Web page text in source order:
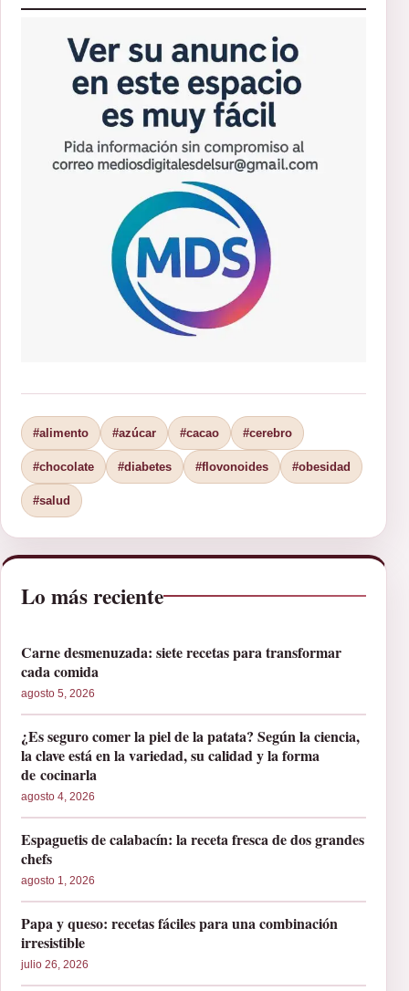
#alimento #azúcar #cacao #cerebro
#chocolate #diabetes #flovonoides #obesidad
#salud
Lo más reciente
Carne desmenuzada: siete recetas para transformar
cada comida
agosto 5, 2026
¿Es seguro comer la piel de la patata? Según la ciencia,
la clave está en la variedad, su calidad y la forma
de cocinarla
agosto 4, 2026
Espaguetis de calabacín: la receta fresca de dos grandes
chefs
agosto 1, 2026
Papa y queso: recetas fáciles para una combinación
irresistible
julio 26, 2026